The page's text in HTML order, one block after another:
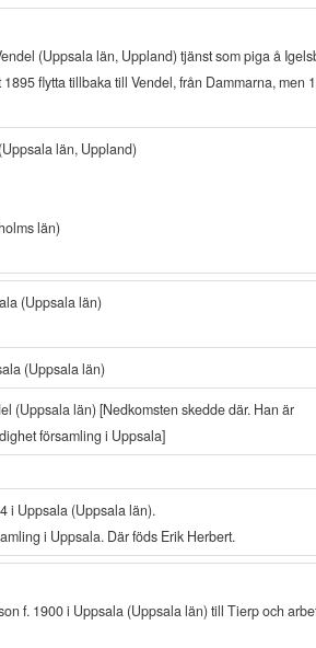
(Uppsala län, Uppland) tjänst som piga å
flytta tillbaka till Vendel, från Dammarna, men
län, Uppland)
län)
(Uppsala län)
(Uppsala län)
(Uppsala län) [Nedkomsten skedde där. Han är
församling i Uppsala]
i Uppsala (Uppsala län).
i Uppsala. Där föds Erik Herbert.
f. 1900 i Uppsala (Uppsala län) till Tierp och